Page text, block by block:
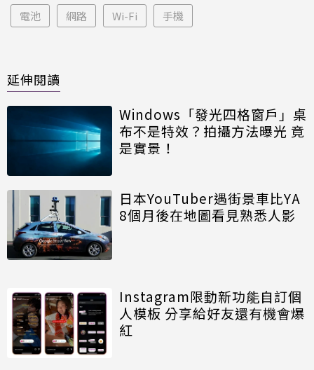
電池 網路 Wi-Fi 手機
延伸閱讀
Windows「發光四格窗戶」桌
布不是特效？拍攝方法曝光 竟
是實景！
日本YouTuber遇街景車比YA
8個月後在地圖看見熟悉人影
Instagram限動新功能自訂個
人模板 分享給好友還有機會爆
紅